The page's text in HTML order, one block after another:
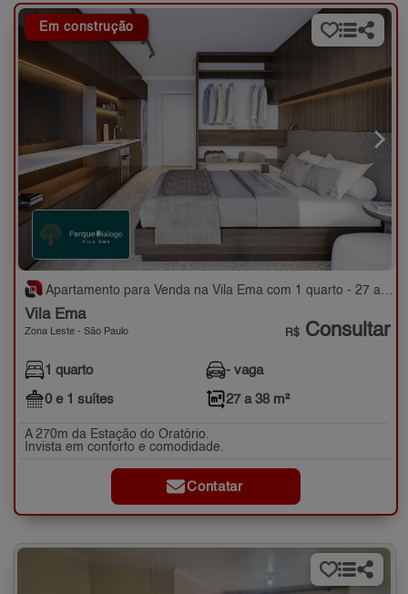
Em construção
Apartamento para Venda na Vila Ema com 1 quarto - 27 a 38 m²
Vila Ema
Zona Leste - São Paulo R$ Consultar
1 quarto
0 e 1 suítes
- vaga
27 a 38 m²
A 270m da Estação do Oratório.
Invista em conforto e comodidade.
Contatar